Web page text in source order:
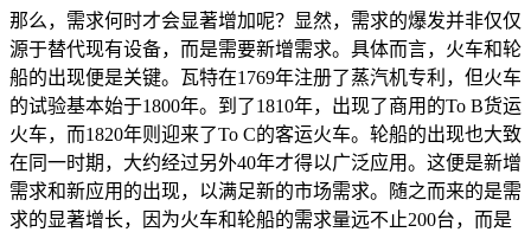
那么，需求何时才会显著增加呢？显然，需求的爆发并非仅仅
源于替代现有设备，而是需要新增需求。具体而言，火车和轮
船的出现便是关键。瓦特在1769年注册了蒸汽机专利，但火车
的试验基本始于1800年。到了1810年，出现了商用的To B货运
火车，而1820年则迎来了To C的客运火车。轮船的出现也大致
在同一时期，大约经过另外40年才得以广泛应用。这便是新增
需求和新应用的出现，以满足新的市场需求。随之而来的是需
求的显著增长，因为火车和轮船的需求量远不止200台，而是